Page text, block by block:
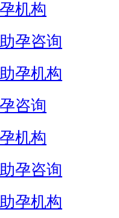
机构
孕咨询
孕机构
咨询
机构
孕咨询
孕机构